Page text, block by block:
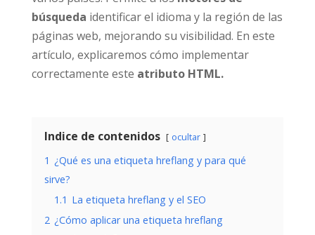
búsqueda identificar el idioma y la región de las
páginas web, mejorando su visibilidad. En este
artículo, explicaremos cómo implementar
correctamente este atributo HTML.
Indice de contenidos ocultar
1 ¿Qué es una etiqueta hreflang y para qué
sirve?
1.1 La etiqueta hreflang y el SEO
2 ¿Cómo aplicar una etiqueta hreflang